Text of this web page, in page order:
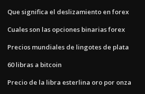
Que significa el deslizamiento en forex
Cuales son las opciones binarias forex
Precios mundiales de lingotes de plata
60 libras a bitcoin
Precio de la libra esterlina oro por onza